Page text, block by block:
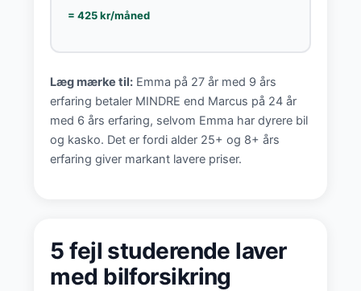
= 425 kr/måned
Læg mærke til: Emma på 27 år med 9 års
erfaring betaler MINDRE end Marcus på 24 år
med 6 års erfaring, selvom Emma har dyrere bil
og kasko. Det er fordi alder 25+ og 8+ års
erfaring giver markant lavere priser.
5 fejl studerende laver
med bilforsikring